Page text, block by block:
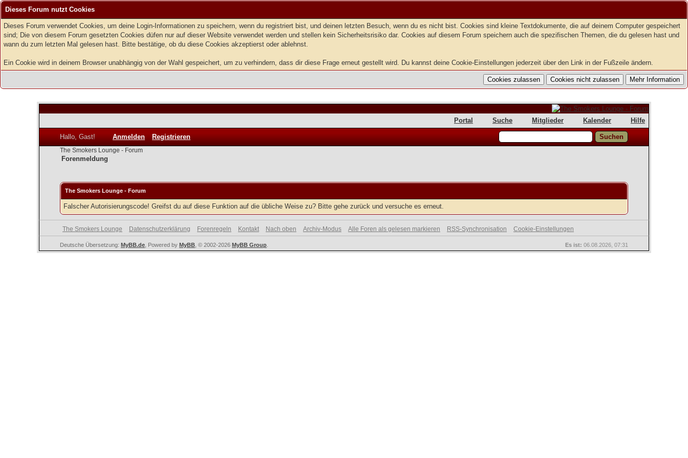
Dieses Forum nutzt Cookies
Dieses Forum verwendet Cookies, um deine Login-Informationen zu speichern, wenn du registriert bist, und deinen letzten Besuch, wenn du es nicht bist. Cookies sind kleine Textdokumente, die auf deinem Computer gespeichert
sind; Die von diesem Forum gesetzten Cookies düfen nur auf dieser Website verwendet werden und stellen kein Sicherheitsrisiko dar. Cookies auf diesem Forum speichern auch die spezifischen Themen, die du gelesen hast und
wann du zum letzten Mal gelesen hast. Bitte bestätige, ob du diese Cookies akzeptierst oder ablehnst.
Ein Cookie wird in deinem Browser unabhängig von der Wahl gespeichert, um zu verhindern, dass dir diese Frage erneut gestellt wird. Du kannst deine Cookie-Einstellungen jederzeit über den Link in der Fußzeile ändern.
Portal Suche Mitglieder Kalender Hilfe
Hallo, Gast! Anmelden Registrieren
The Smokers Lounge - Forum
Forenmeldung
The Smokers Lounge - Forum
Falscher Autorisierungscode! Greifst du auf diese Funktion auf die übliche Weise zu? Bitte gehe zurück und versuche es erneut.
The Smokers Lounge Datenschutzerklärung Forenregeln Kontakt Nach oben Archiv-Modus Alle Foren als gelesen markieren RSS-Synchronisation Cookie-Einstellungen
Es ist: 06.08.2026, 07:31
Deutsche Übersetzung: MyBB.de , Powered by MyBB , © 2002-2026 MyBB Group